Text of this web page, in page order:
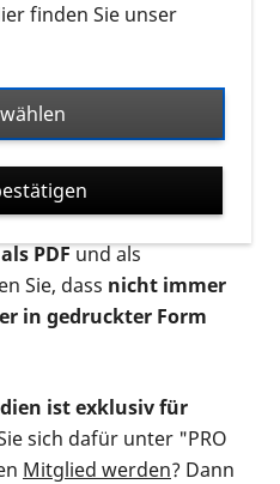
sämtliches Infomaterial
um ausschließlich
Audios oder Videos zu
Broschüren werden in
zur
gedruckte Variante
PDFund als
Sie, dass nicht immer
in gedruckter Form
ist exklusiv für
sich dafür unter "PRO
Mitglied werden? Dann
finden Sie unser